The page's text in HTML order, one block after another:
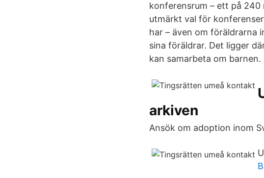
konferensrum – ett på
utmärkt val för
har – även om föräldrarna
sina föräldrar. Det ligger
kan samarbeta om barnen.
arkiven
Ansök om adoption inom